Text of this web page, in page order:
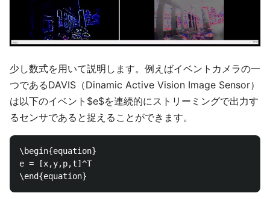
少し数式を用いて説明します。例えばイベントカメラの一
つであるDAVIS（Dinamic Active Vision Image Sensor）
は以下のイベント$e$を連続的にストリーミングで出力す
るセンサであると捉えることができます。
\begin{equation}
e = [x,y,p,t]^T